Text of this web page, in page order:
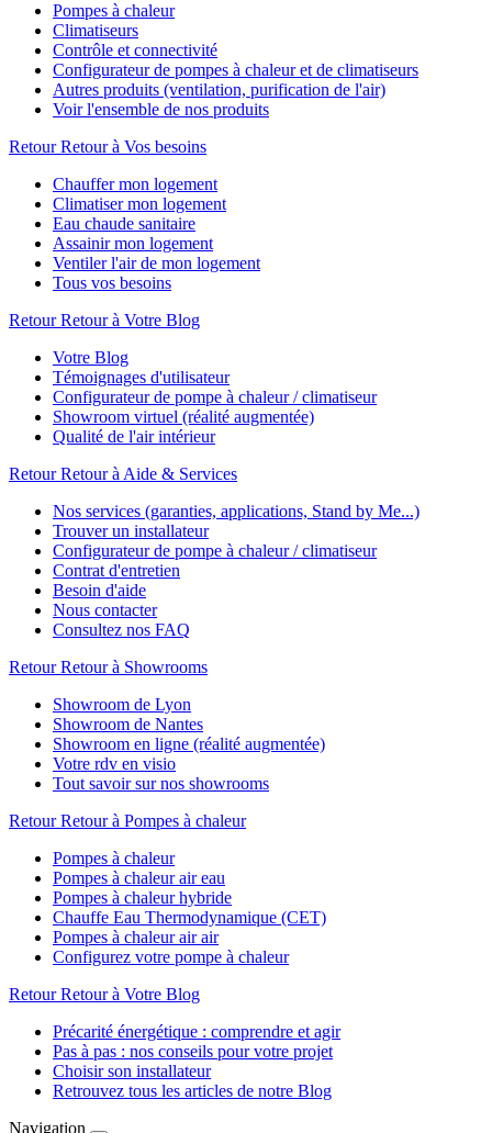
Pompes à chaleur
Climatiseurs
Contrôle et connectivité
Configurateur de pompes à chaleur et de climatiseurs
Autres produits (ventilation, purification de l'air)
Voir l'ensemble de nos produits
Retour Retour à Vos besoins
Chauffer mon logement
Climatiser mon logement
Eau chaude sanitaire
Assainir mon logement
Ventiler l'air de mon logement
Tous vos besoins
Retour Retour à Votre Blog
Votre Blog
Témoignages d'utilisateur
Configurateur de pompe à chaleur / climatiseur
Showroom virtuel (réalité augmentée)
Qualité de l'air intérieur
Retour Retour à Aide & Services
Nos services (garanties, applications, Stand by Me...)
Trouver un installateur
Configurateur de pompe à chaleur / climatiseur
Contrat d'entretien
Besoin d'aide
Nous contacter
Consultez nos FAQ
Retour Retour à Showrooms
Showroom de Lyon
Showroom de Nantes
Showroom en ligne (réalité augmentée)
Votre rdv en visio
Tout savoir sur nos showrooms
Retour Retour à Pompes à chaleur
Pompes à chaleur
Pompes à chaleur air eau
Pompes à chaleur hybride
Chauffe Eau Thermodynamique (CET)
Pompes à chaleur air air
Configurez votre pompe à chaleur
Retour Retour à Votre Blog
Précarité énergétique : comprendre et agir
Pas à pas : nos conseils pour votre projet
Choisir son installateur
Retrouvez tous les articles de notre Blog
Navigation